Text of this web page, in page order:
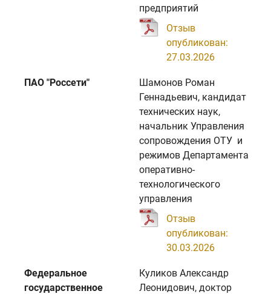
предприятий
Отзыв
опубликован:
27.03.2026
ПАО "Россети"
Шамонов Роман
Геннадьевич, кандидат
технических наук,
начальник Управления
сопровождения ОТУ и
режимов Департамента
оперативно-
технологического
управления
Отзыв
опубликован:
30.03.2026
Федеральное
государственное
Куликов Александр
Леонидович, доктор